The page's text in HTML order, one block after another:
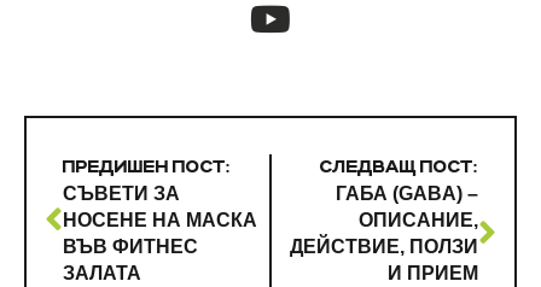
ПРЕДИШЕН ПОСТ:
СЪВЕТИ ЗА
НОСЕНЕ НА МАСКА
ВЪВ ФИТНЕС
ЗАЛАТА
СЛЕДВАЩ ПОСТ:
ГАБА (GABA) –
ОПИСАНИЕ,
ДЕЙСТВИЕ, ПОЛЗИ
И ПРИЕМ